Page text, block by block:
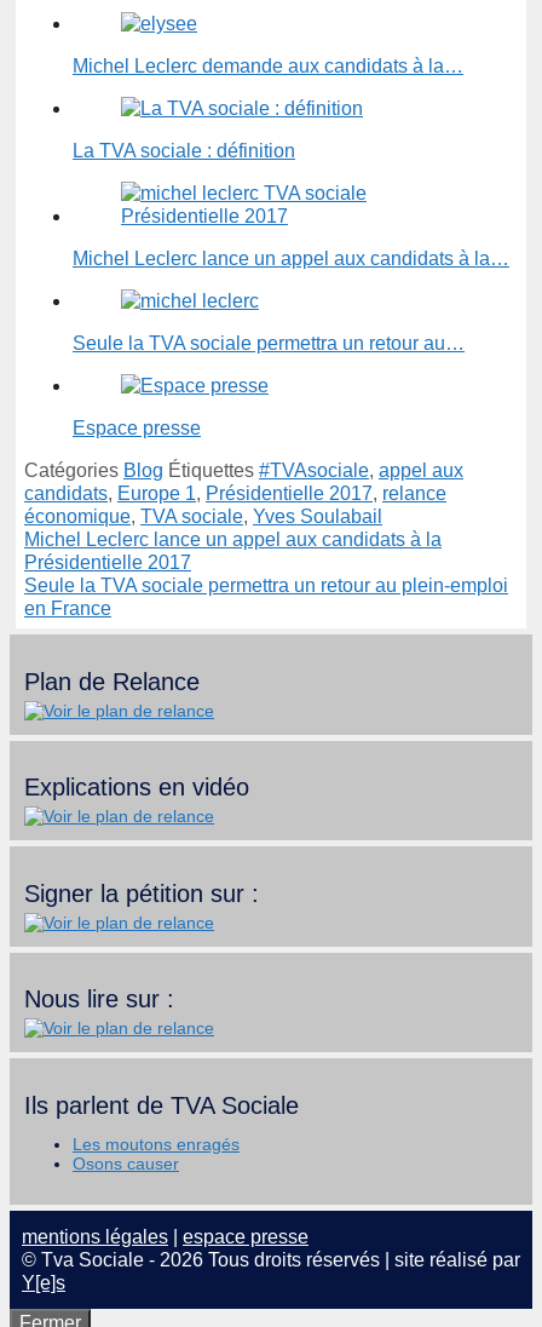
Michel Leclerc demande aux candidats à la…
La TVA sociale : définition
Michel Leclerc lance un appel aux candidats à la…
Seule la TVA sociale permettra un retour au…
Espace presse
Catégories Blog Étiquettes #TVAsociale, appel aux
candidats, Europe 1, Présidentielle 2017, relance
économique, TVA sociale, Yves Soulabail
Michel Leclerc lance un appel aux candidats à la
Présidentielle 2017
Seule la TVA sociale permettra un retour au plein-emploi
en France
Plan de Relance
Explications en vidéo
Signer la pétition sur :
Nous lire sur :
Ils parlent de TVA Sociale
Les moutons enragés
Osons causer
mentions légales
espace presse
© Tva Sociale - 2026 Tous droits réservés | site réalisé par
Y[e]s
Fermer